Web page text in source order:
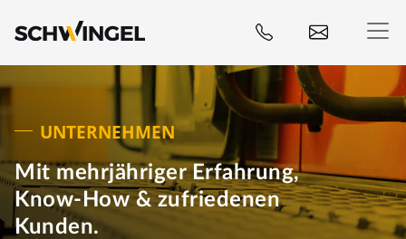
Unternehmen
UNTERNEHMEN
Mit mehrjähriger Erfahrung,
Know-How & zufriedenen
Kunden.